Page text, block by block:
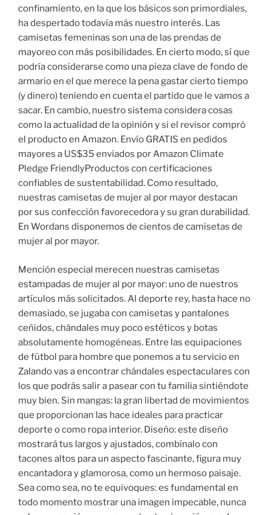
confinamiento, en la que los básicos son primordiales,
ha despertado todavía más nuestro interés. Las
camisetas femeninas son una de las prendas de
mayoreo con más posibilidades. En cierto modo, sí que
podría considerarse como una pieza clave de fondo de
armario en el que merece la pena gastar cierto tiempo
(y dinero) teniendo en cuenta el partido que le vamos a
sacar. En cambio, nuestro sistema considera cosas
como la actualidad de la opinión y si el revisor compró
el producto en Amazon. Envío GRATIS en pedidos
mayores a US$35 enviados por Amazon Climate
Pledge FriendlyProductos con certificaciones
confiables de sustentabilidad. Como resultado,
nuestras camisetas de mujer al por mayor destacan
por sus confección favorecedora y su gran durabilidad.
En Wordans disponemos de cientos de camisetas de
mujer al por mayor.
Mención especial merecen nuestras camisetas
estampadas de mujer al por mayor: uno de nuestros
artículos más solicitados. Al deporte rey, hasta hace no
demasiado, se jugaba con camisetas y pantalones
ceñidos, chándales muy poco estéticos y botas
absolutamente homogéneas. Entre las equipaciones
de fútbol para hombre que ponemos a tu servicio en
Zalando vas a encontrar chándales espectaculares con
los que podrás salir a pasear con tu familia sintiéndote
muy bien. Sin mangas: la gran libertad de movimientos
que proporcionan las hace ideales para practicar
deporte o como ropa interior. Diseño: este diseño
mostrará tus largos y ajustados, combínalo con
tacones altos para un aspecto fascinante, figura muy
encantadora y glamorosa, como un hermoso paisaje.
Sea como sea, no te equivoques: es fundamental en
todo momento mostrar una imagen impecable, nunca